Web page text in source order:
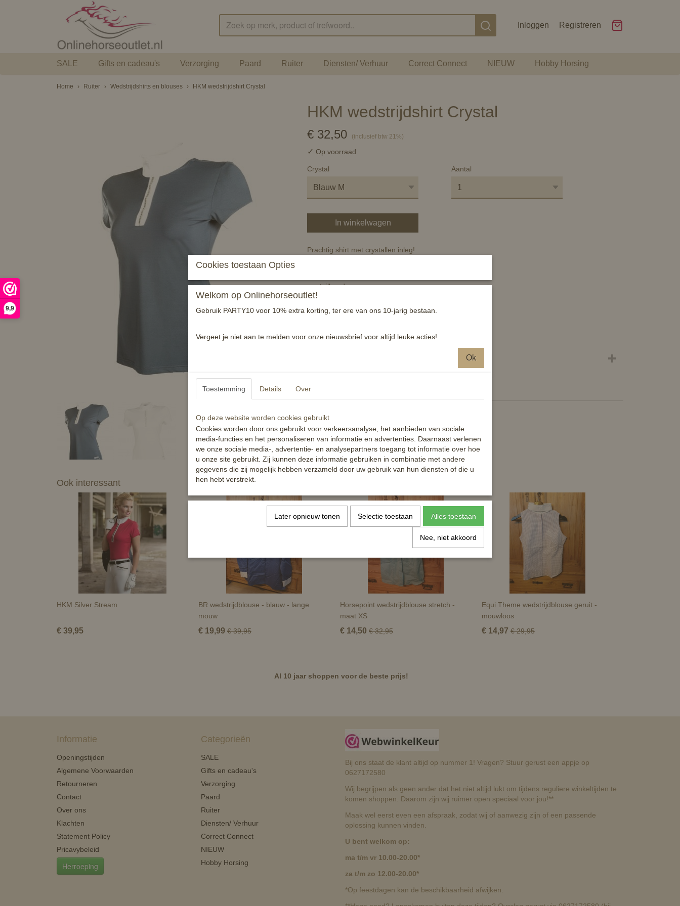
9,9
Inloggen Registreren
SALE Gifts en cadeau's Verzorging Paard Ruiter Diensten/ Verhuur Correct Connect NIEUW Hobby Horsing
Home › Ruiter › Wedstrijdshirts en blouses › HKM wedstrijdshirt Crystal
HKM wedstrijdshirt Crystal
€ 32,50 (inclusief btw 21%)
✓ Op voorraad
Crystal Aantal
In winkelwagen
Prachtig shirt met crystallen inleg!
- getailleerd
- elastisch
- onderhoudsvriendelijk
- Bovenstof: 88% Polyester, 12% Elasthan
- mag in de droogtrommel
Ook interessant
HKM Silver Stream
€ 39,95
BR wedstrijdblouse - blauw - lange
mouw
€ 19,99 € 39,95
Horsepoint wedstrijdblouse stretch -
maat XS
€ 14,50 € 32,95
Equi Theme wedstrijdblouse geruit -
mouwloos
€ 14,97 € 29,95
Al 10 jaar shoppen voor de beste prijs!
Informatie
Openingstijden
Algemene Voorwaarden
Retourneren
Contact
Over ons
Klachten
Statement Policy
Pricavybeleid
Herroeping
Categorieën
SALE
Gifts en cadeau's
Verzorging
Paard
Ruiter
Diensten/ Verhuur
Correct Connect
NIEUW
Hobby Horsing
Bij ons staat de klant altijd op nummer 1! Vragen? Stuur gerust een appje op
0627172580
Wij begrijpen als geen ander dat het niet altijd lukt om tijdens reguliere winkeltijden te
komen shoppen. Daarom zijn wij ruimer open speciaal voor jou!**
Maak wel eerst even een afspraak, zodat wij of aanwezig zijn of een passende
oplossing kunnen vinden.
U bent welkom op:
ma t/m vr 10.00-20.00*
za t/m zo 12.00-20.00*
*Op feestdagen kan de beschikbaarheid afwijken.
Cookies toestaan Opties
Welkom op Onlinehorseoutlet!
Gebruik PARTY10 voor 10% extra korting, ter ere van ons 10-jarig bestaan.
Vergeet je niet aan te melden voor onze nieuwsbrief voor altijd leuke acties!
Ok
Toestemming Details Over
Op deze website worden cookies gebruikt
Cookies worden door ons gebruikt voor verkeersanalyse, het aanbieden van sociale
media-functies en het personaliseren van informatie en advertenties. Daarnaast verlenen
we onze sociale media-, advertentie- en analysepartners toegang tot informatie over hoe
u onze site gebruikt. Zij kunnen deze informatie gebruiken in combinatie met andere
gegevens die zij mogelijk hebben verzameld door uw gebruik van hun diensten of die u
hen hebt verstrekt.
Later opnieuw tonen Selectie toestaan Alles toestaan
Nee, niet akkoord